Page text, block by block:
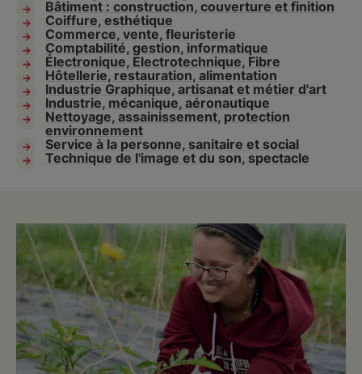
Bâtiment : construction, couverture et finition
Coiffure, esthétique
Commerce, vente, fleuristerie
Comptabilité, gestion, informatique
Électronique, Electrotechnique, Fibre
Hôtellerie, restauration, alimentation
Industrie Graphique, artisanat et métier d'art
Industrie, mécanique, aéronautique
Nettoyage, assainissement, protection
environnement
Service à la personne, sanitaire et social
Technique de l'image et du son, spectacle